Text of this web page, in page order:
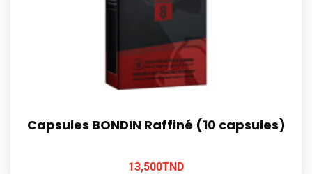
Capsules BONDIN Raffiné (10 capsules)
13,500TND